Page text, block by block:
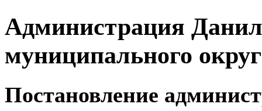
Администрация
муниципального
Постановление